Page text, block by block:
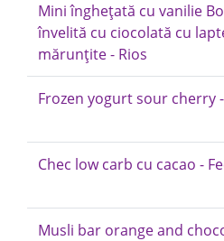
Mini înghețată cu vanilie
învelită cu ciocolată cu
mărunțite - Rios
Frozen yogurt sour cherry
Chec low carb cu cacao -
Musli bar orange and